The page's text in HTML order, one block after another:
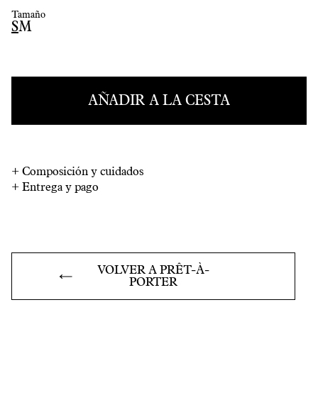
Tamaño
SM
AÑADIR A LA CESTA
+ Composición y cuidados
+ Entrega y pago
VOLVER A PRÊT-À-
PORTER